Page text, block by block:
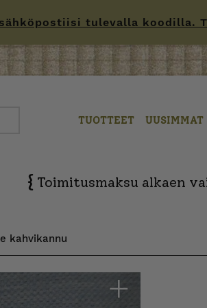
tulevalla
TUOTTEET UUSIMMAT
{ Toimitusmaksu alkaen
kahvikannu